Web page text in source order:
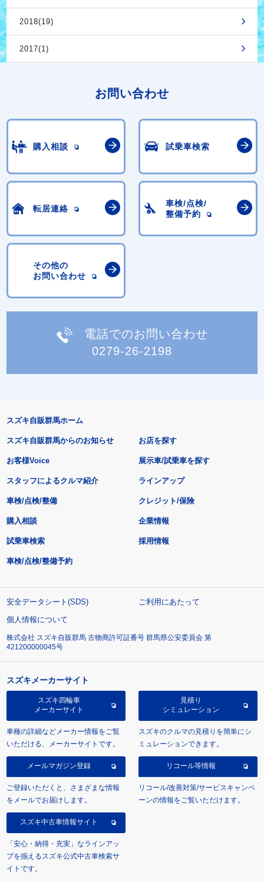
2018(19)
2017(1)
お問い合わせ
購入相談 試乗車検索
転居連絡
車検/点検/
整備予約
その他の
お問い合わせ
電話でのお問い合わせ
0279-26-2198
スズキ自販群馬ホーム
スズキ自販群馬からのお知らせ
お客様Voice
スタッフによるクルマ紹介
お店を探す
展示車/試乗車を探す
ラインアップ
車検/点検/整備 クレジット/保険
購入相談
試乗車検索
車検/点検/整備予約
企業情報
採用情報
安全データシート(SDS)
ご利用にあたって
個人情報について
株式会社 スズキ自販群馬 古物商許可証番号 群馬県公安委員会 第
421200000045号
スズキメーカーサイト
スズキ四輪車
メーカーサイト
車種の詳細などメーカー情報をご覧
いただける、メーカーサイトです。
見積り
シミュレーション
スズキのクルマの見積りを簡単にシ
ミュレーションできます。
メールマガジン登録
ご登録いただくと、さまざまな情報
をメールでお届けします。
リコール等情報
リコール/改善対策/サービスキャンペ
ーンの情報をご覧いただけます。
スズキ中古車情報サイト
「安心・納得・充実」なラインアッ
プを揃えるスズキ公式中古車検索サ
イトです。